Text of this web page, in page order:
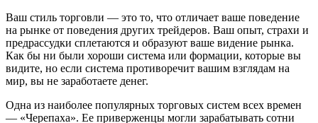
Ваш стиль торговли — это то, что отличает ваше поведение
на рынке от поведения других трейдеров. Ваш опыт, страхи и
предрассудки сплетаются и образуют ваше видение рынка.
Как бы ни были хороши система или формации, которые вы
видите, но если система противоречит вашим взглядам на
мир, вы не заработаете денег.
Одна из наиболее популярных торговых систем всех времен
— «Черепаха». Ее приверженцы могли зарабатывать сотни